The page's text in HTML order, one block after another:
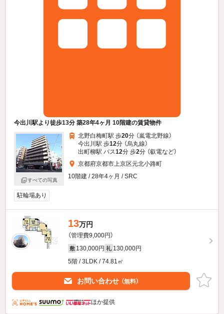
今出川駅より徒歩13分 築28年4ヶ月 10階建の賃貸物件
すべての写真
北野白梅町駅 歩20分 （嵐電北野線）
今出川駅 歩12分 （烏丸線）
出町柳駅 バス12分 歩2分 （叡電など）
京都府京都市上京区元北小路町
10階建 / 28年4ヶ月 / SRC
駐輪場あり
13万円
（管理費9,000円）
敷 130,000円 礼 130,000円
5階 / 3LDK / 74.81㎡
お問い合わせ （無料）
ほか提供